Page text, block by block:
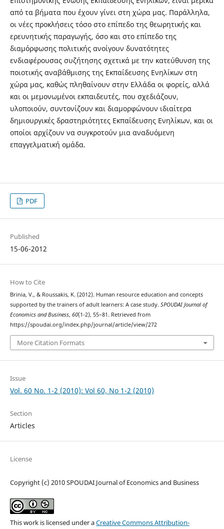
από τα βήματα που έχουν γίνει στη χώρα μας. Παράλληλα,
οι νέες προκλήσεις τόσο στο επίπεδο της θεωρητικής και
ερευνητικής παραγωγής, όσο και στο επίπεδο της
διαμόρφωσης πολιτικής ανοίγουν δυνατότητες
ενδιαφέρουσας συζήτησης σχετικά με την κατεύθυνση της
ποιοτικής αναβάθμισης της Εκπαίδευσης Ενηλίκων στη
χώρα μας, καθώς πληθαίνουν στην Ελλάδα οι φορείς, αλλά
και οι μεμονωμένοι εκπαιδευτές, που σχεδιάζουν,
υλοποιούν, συντονίζουν και διαμορφώνουν ιδιαίτερα
δημιουργικές δραστηριότητες Εκπαίδευσης Ενηλίκων, και οι
οποίοι αρχίζουν να συγκροτούν μια αναδυόμενη
επαγγελματική ομάδα.
PDF
Published
15-06-2012
How to Cite
Brinia, V., & Roussakis, K. (2012). Human resource education and concepts
supported by the trainers of adult learners: A case study. SPOUDAI Journal of
Economics and Business, 60(1-2), 55–81. Retrieved from
https://spoudai.org/index.php/journal/article/view/272
More Citation Formats
Issue
Vol. 60 No. 1-2 (2010): Vol 60, No 1-2 (2010)
Section
Articles
License
Copyright (c) 2010 SPOUDAI Journal of Economics and Business
This work is licensed under aCreative Commons Attribution-